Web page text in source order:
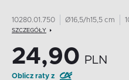
10280.01.750 Ø16,5/h15,5 cm
SZCZEGÓŁY
24,90 PLN
Oblicz raty z